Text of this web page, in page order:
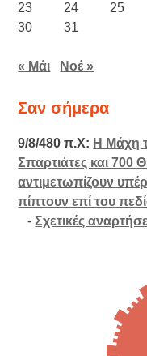
23
24 25
30
31
« Μάι Νοέ »
Σαν σήμερα
9/8/480 π.Χ: Η Μάχη
Σπαρτιάτες και 700
αντιμετωπίζουν
πίπτουν επί του
-Σχετικές